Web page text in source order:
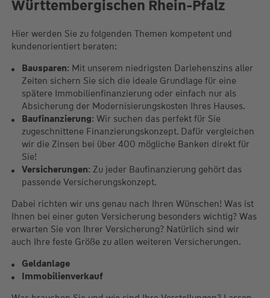
Württembergischen Rhein-Pfalz
Hier werden Sie zu folgenden Themen kompetent und
kundenorientiert beraten:
Bausparen: Mit unserem niedrigsten Darlehenszins aller
Zeiten sichern Sie sich die ideale Grundlage für eine
spätere Immobilienfinanzierung oder einfach nur als
Absicherung der Modernisierungskosten Ihres Hauses.
Baufinanzierung: Wir suchen das perfekt für Sie
zugeschnittene Finanzierungskonzept. Dafür vergleichen
wir die Zinsen bei über 400 mögliche Banken direkt für
Sie!
Versicherungen: Zu jeder Baufinanzierung gehört das
passende Versicherungskonzept.
Dabei richten wir uns genau nach Ihren Wünschen! Was ist
Ihnen bei einer guten Versicherung besonders wichtig? Was
erwarten Sie von Ihrer Versicherung? Natürlich sind wir
auch Ihre feste Größe zu allen weiteren Versicherungen.
Geldanlage
Immobilienverkauf